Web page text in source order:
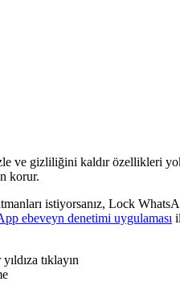
ve gizliliğini kaldır özellikleri
korur.
istiyorsanız, Lock
ebeveyn denetimi uygulaması
tıklayın